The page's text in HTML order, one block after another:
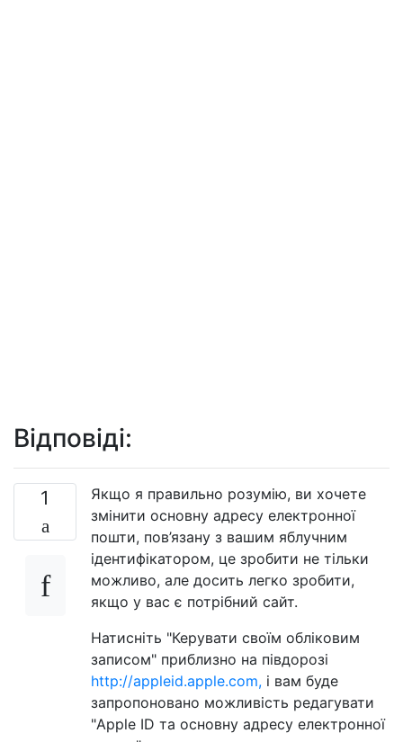
Відповіді:
1
Якщо я правильно розумію, ви хочете
змінити основну адресу електронної
пошти, пов’язану з вашим яблучним
ідентифікатором, це зробити не тільки
можливо, але досить легко зробити,
якщо у вас є потрібний сайт.
Натисніть "Керувати своїм обліковим
записом" приблизно на півдорозі
http://appleid.apple.com, і вам буде
запропоновано можливість редагувати
"Apple ID та основну адресу електронної